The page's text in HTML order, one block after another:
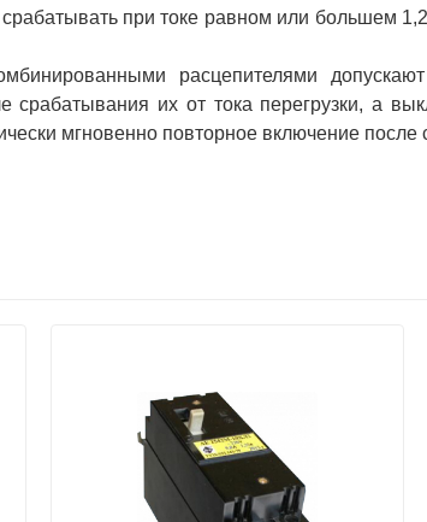
при токе равном или большем
расцепителями
их от тока перегрузки, а
мгновенно повторное включение после